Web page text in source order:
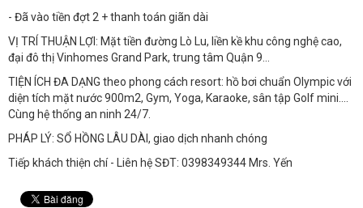
- Đã vào tiền đợt 2 + thanh toán giãn dài
VỊ TRÍ THUẬN LỢI: Mặt tiền đường Lò Lu, liền kề khu công nghệ cao,
đại đô thị Vinhomes Grand Park, trung tâm Quận 9…
TIỆN ÍCH ĐA DẠNG theo phong cách resort: hồ bơi chuẩn Olympic với
diện tích mặt nước 900m2, Gym, Yoga, Karaoke, sân tập Golf mini….
Cùng hệ thống an ninh 24/7.
PHÁP LÝ: SỔ HỒNG LÂU DÀI, giao dịch nhanh chóng
Tiếp khách thiện chí - Liên hệ SĐT: 0398349344 Mrs. Yến